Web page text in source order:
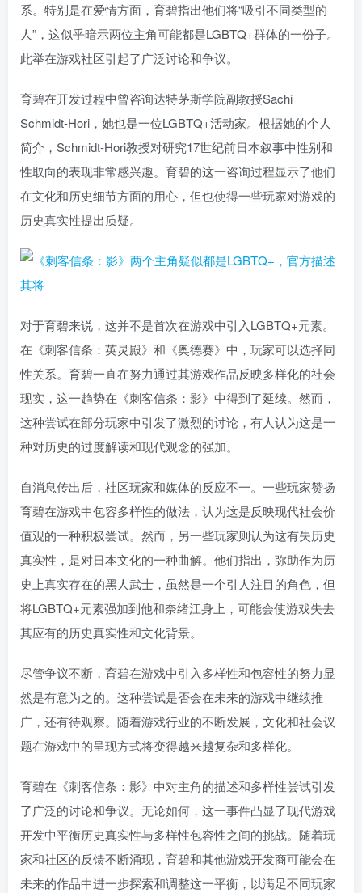
系。特别是在爱情方面，育碧指出他们将“吸引不同类型的
人”，这似乎暗示两位主角可能都是LGBTQ+群体的一份子。
此举在游戏社区引起了广泛讨论和争议。
育碧在开发过程中曾咨询达特茅斯学院副教授Sachi
Schmidt-Hori，她也是一位LGBTQ+活动家。根据她的个人
简介，Schmidt-Hori教授对研究17世纪前日本叙事中性别和
性取向的表现非常感兴趣。育碧的这一咨询过程显示了他们
在文化和历史细节方面的用心，但也使得一些玩家对游戏的
历史真实性提出质疑。
对于育碧来说，这并不是首次在游戏中引入LGBTQ+元素。
在《刺客信条：英灵殿》和《奥德赛》中，玩家可以选择同
性关系。育碧一直在努力通过其游戏作品反映多样化的社会
现实，这一趋势在《刺客信条：影》中得到了延续。然而，
这种尝试在部分玩家中引发了激烈的讨论，有人认为这是一
种对历史的过度解读和现代观念的强加。
自消息传出后，社区玩家和媒体的反应不一。一些玩家赞扬
育碧在游戏中包容多样性的做法，认为这是反映现代社会价
值观的一种积极尝试。然而，另一些玩家则认为这有失历史
真实性，是对日本文化的一种曲解。他们指出，弥助作为历
史上真实存在的黑人武士，虽然是一个引人注目的角色，但
将LGBTQ+元素强加到他和奈绪江身上，可能会使游戏失去
其应有的历史真实性和文化背景。
尽管争议不断，育碧在游戏中引入多样性和包容性的努力显
然是有意为之的。这种尝试是否会在未来的游戏中继续推
广，还有待观察。随着游戏行业的不断发展，文化和社会议
题在游戏中的呈现方式将变得越来越复杂和多样化。
育碧在《刺客信条：影》中对主角的描述和多样性尝试引发
了广泛的讨论和争议。无论如何，这一事件凸显了现代游戏
开发中平衡历史真实性与多样性包容性之间的挑战。随着玩
家和社区的反馈不断涌现，育碧和其他游戏开发商可能会在
未来的作品中进一步探索和调整这一平衡，以满足不同玩家